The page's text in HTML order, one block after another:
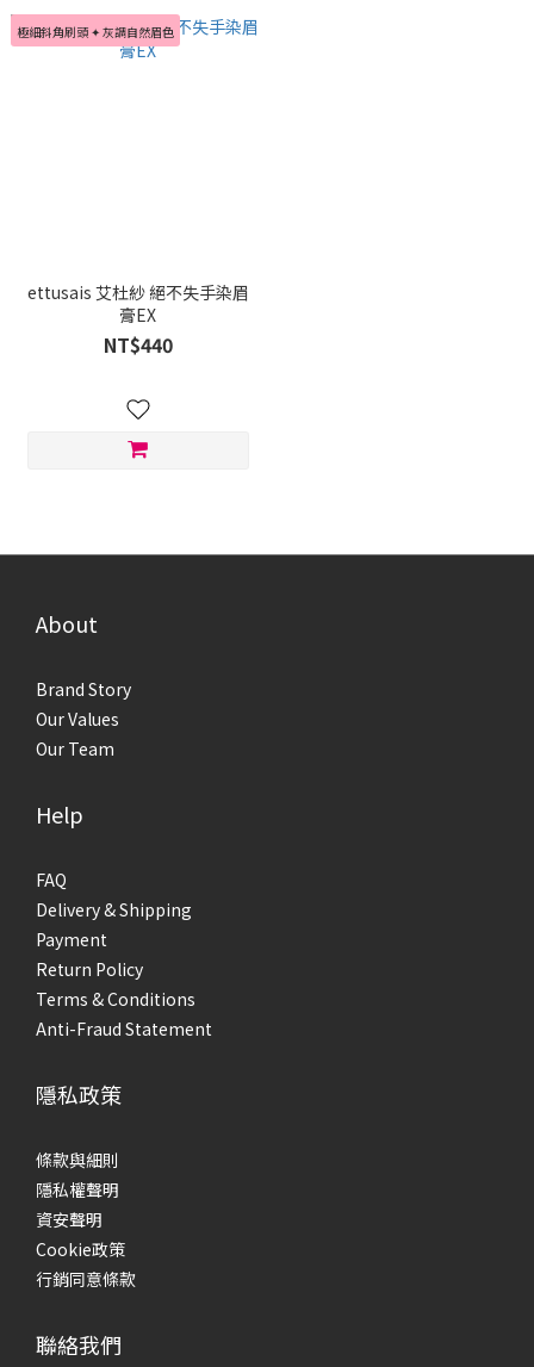
極細斜角刷頭 ✦ 灰調自然眉色
ettusais 艾杜紗 絕不失手染眉
膏EX
NT$440
About
Brand Story
Our Values
Our Team
Help
FAQ
Delivery & Shipping
Payment
Return Policy
Terms & Conditions
Anti-Fraud Statement
隱私政策
條款與細則
隱私權聲明
資安聲明
Cookie政策
行銷同意條款
聯絡我們